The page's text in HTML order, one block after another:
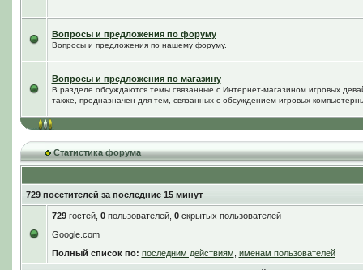
Вопросы и предложения по форуму
Вопросы и предложения по нашему форуму.
Вопросы и предложения по магазину
В разделе обсуждаются темы связанные с Интернет-магазином игровых
также, предназначен для тем, связанных с обсуждением игровых
Статистика форума
729 посетителей за последние 15 минут
729гостей, 0пользователей, 0скрытых пользователей
Google.com
Полный список по: последним действиям именам пользователей